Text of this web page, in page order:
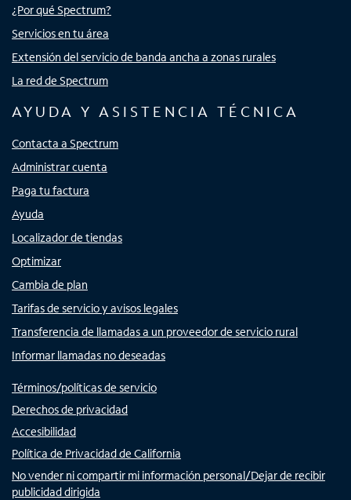
¿Por qué Spectrum?
Servicios en tu área
Extensión del servicio de banda ancha a zonas rurales
La red de Spectrum
AYUDA Y ASISTENCIA TÉCNICA
Contacta a Spectrum
Administrar cuenta
Paga tu factura
Ayuda
Localizador de tiendas
Optimizar
Cambia de plan
Tarifas de servicio y avisos legales
Transferencia de llamadas a un proveedor de servicio rural
Informar llamadas no deseadas
Términos/políticas de servicio
Derechos de privacidad
Accesibilidad
Política de Privacidad de California
No vender ni compartir mi información personal/Dejar de recibir
publicidad dirigida